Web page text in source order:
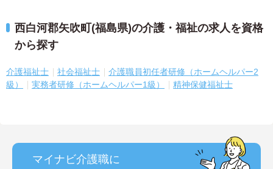
西白河郡矢吹町(福島県)の介護・福祉の求人を資格
から探す
介護福祉士 社会福祉士
介護職員初任者研修（ホームヘルパー2
級）
実務者研修（ホームヘルパー1級） 精神保健福祉士
マイナビ介護職に